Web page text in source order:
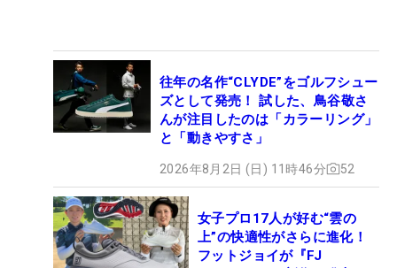
往年の名作“CLYDE”をゴルフシュー
ズとして発売！ 試した、鳥谷敬さ
んが注目したのは「カラーリング」
と「動きやすさ」
2026年8月2日 (日) 11時46分 52
女子プロ17人が好む“雲の
上”の快適性がさらに進化！
フットジョイが『FJ